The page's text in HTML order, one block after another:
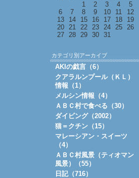
1
2 3 4
5
6
7 8 9 10 11
12
13
14 15 16 17 18
19
20
21 22 23 24 25
26
27
28 29 30 31
カテゴリ別アーカイブ
AKIの戯言（6）
クアラルンプール（ＫＬ）
情報（1）
メルシン情報（4）
ＡＢＣ村で食べる（30）
ダイビング（2002）
猫＝クチン（15）
マレーシアン・スイーツ
（4）
ＡＢＣ村風景（ティオマン
風景）（55）
日記（716）